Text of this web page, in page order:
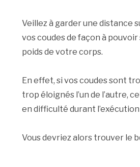
Veillez à garder une distance
vos coudes de façon à
poids de votre corps.
En effet, si vos coudes sont
trop éloignés l’un de l’autre,
en difficulté durant
Vous devriez alors trouver le